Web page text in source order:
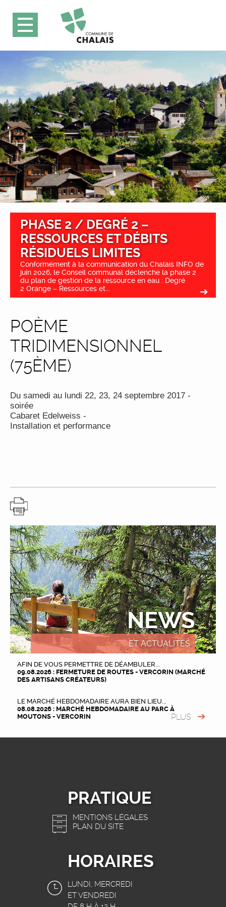
PHASE 2 / DEGRÉ 2 –
RESSOURCES ET DÉBITS
RÉSIDUELS LIMITES
Conformément à la communication du Chalais INFO de
juin 2026, le Conseil communal déclenche la phase 2
du plan de gestion de la ressource en eau : Degré
2 Orange – Ressources et...
POÈME
TRIDIMENSIONNEL
(75ÈME)
Du samedi au lundi 22, 23, 24 septembre 2017 -
soirée
Cabaret Edelweiss -
Installation et performance
NEWS
ET ACTUALITÉS
AFIN DE VOUS PERMETTRE DE DÉAMBULER...
09.08.2026 : FERMETURE DE ROUTES - VERCORIN (MARCHÉ
DES ARTISANS CRÉATEURS)
LE MARCHÉ HEBDOMADAIRE AURA BIEN LIEU...
08.08.2026 : MARCHÉ HEBDOMADAIRE AU PARC À
MOUTONS - VERCORIN
PLUS
PRATIQUE
MENTIONS LÉGALES
PLAN DU SITE
HORAIRES
LUNDI, MERCREDI
ET VENDREDI